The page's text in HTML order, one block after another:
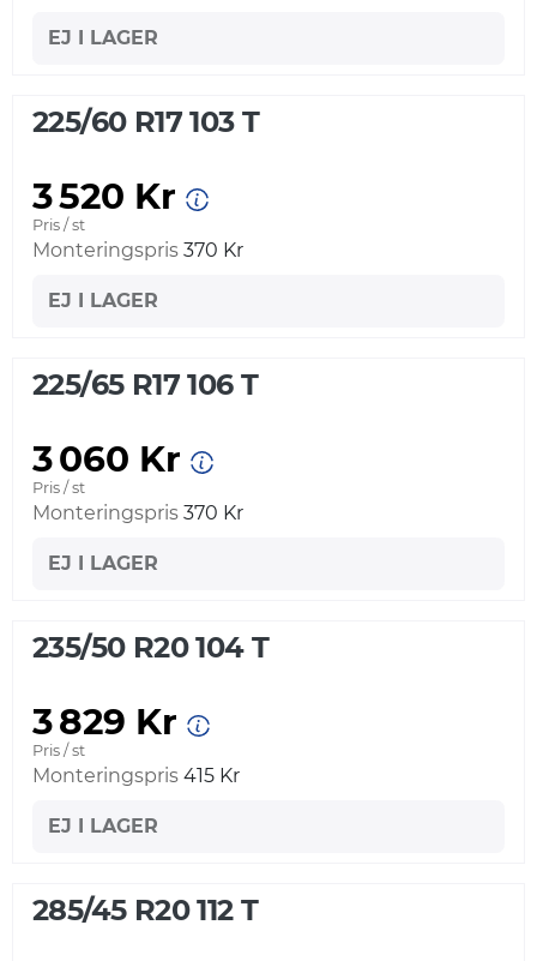
EJ I LAGER
225/60 R17 103 T
3 520 Kr
Pris / st
Monteringspris 370 Kr
EJ I LAGER
225/65 R17 106 T
3 060 Kr
Pris / st
Monteringspris 370 Kr
EJ I LAGER
235/50 R20 104 T
3 829 Kr
Pris / st
Monteringspris 415 Kr
EJ I LAGER
285/45 R20 112 T